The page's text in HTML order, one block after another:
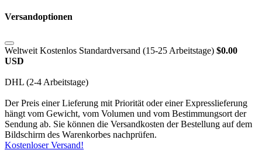
Versandoptionen
Weltweit Kostenlos Standardversand (15-25 Arbeitstage) $0.00
USD
DHL (2-4 Arbeitstage)
Der Preis einer Lieferung mit Priorität oder einer Expresslieferung
hängt vom Gewicht, vom Volumen und vom Bestimmungsort der
Sendung ab. Sie können die Versandkosten der Bestellung auf dem
Bildschirm des Warenkorbes nachprüfen.
Kostenloser Versand!